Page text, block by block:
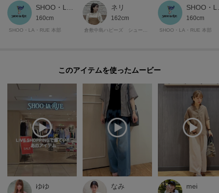
自分だけのお買い物リストがつくれる！
ーーーーーーーーーーーーーーーーーーーーーーーーーーーー
160cm
SHOO・LA・RUE 本部
ネリ
162cm 160cm
SHOO・LA・RUE 本部
このアイテムを使ったムービー
ゆゆ なみ mei